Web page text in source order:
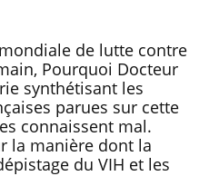
de lutte contre
Pourquoi Docteur
synthétisant les
parues sur cette
connaissent mal.
la manière dont la
du VIH et les